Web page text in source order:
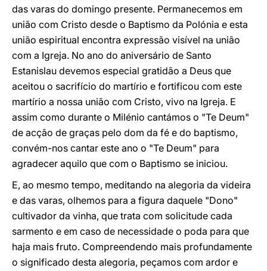
das varas do domingo presente. Permanecemos em
união com Cristo desde o Baptismo da Polónia e esta
união espiritual encontra expressão visível na união
com a Igreja. No ano do aniversário de Santo
Estanislau devemos especial gratidão a Deus que
aceitou o sacrifício do martírio e fortificou com este
martírio a nossa união com Cristo, vivo na Igreja. E
assim como durante o Milénio cantámos o "Te Deum"
de acção de graças pelo dom da fé e do baptismo,
convém-nos cantar este ano o "Te Deum" para
agradecer aquilo que com o Baptismo se iniciou.
E, ao mesmo tempo, meditando na alegoria da videira
e das varas, olhemos para a figura daquele "Dono"
cultivador da vinha, que trata com solicitude cada
sarmento e em caso de necessidade o poda para que
haja mais fruto. Compreendendo mais profundamente
o significado desta alegoria, peçamos com ardor e